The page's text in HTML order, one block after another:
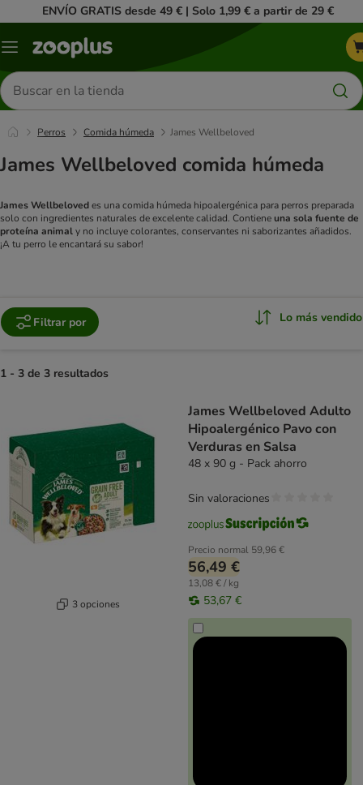
ENVÍO GRATIS desde 49 € | Solo 1,99 € a partir de 29 €
Menú
Buscar
productos
Perros Comida húmeda James Wellbeloved
James Wellbeloved comida húmeda
James Wellbelovedes una comida húmeda hipoalergénica para perros preparada
solo con ingredientes naturales de excelente calidad. Contieneuna sola fuente de
proteína animaly no incluye colorantes, conservantes ni saborizantes añadidos.
¡A tu perro le encantará su sabor!
Filtrar por Lo más vendido
1 - 3 de 3 resultados
3 opciones
James Wellbeloved Adulto
Hipoalergénico Pavo con
Verduras en Salsa
48 x 90 g - Pack ahorro
Precio normal 59,96 €
56,49 €
13,08 € / kg
53,67 €
Sin valoraciones